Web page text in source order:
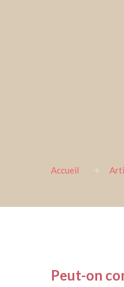
Accueil
Peut-on